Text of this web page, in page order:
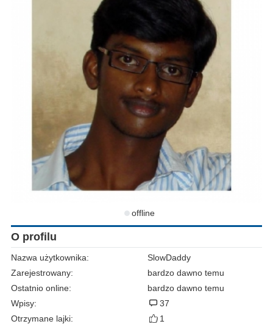
offline
O profilu
Nazwa użytkownika:
SlowDaddy
Zarejestrowany:
bardzo dawno temu
Ostatnio online:
bardzo dawno temu
Wpisy:
37
Otrzymane lajki:
1